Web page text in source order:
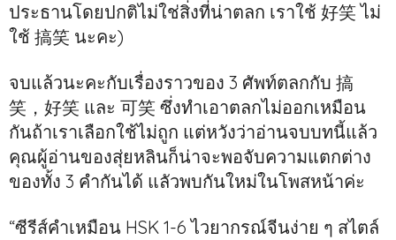
ประธานโดยปกติไม่ใช่สิ่งที่น่าตลก เราใช้ 好笑 ไม่
ใช้ 搞笑 นะคะ)
จบแล้วนะคะกับเรื่องราวของ 3 ศัพท์ตลกกับ 搞
笑，好笑 และ 可笑 ซึ่งทำเอาตลกไม่ออกเหมือน
กันถ้าเราเลือกใช้ไม่ถูก แต่หวังว่าอ่านจบบทนี้แล้ว
คุณผู้อ่านของสุ่ยหลินก็น่าจะพอจับความแตกต่าง
ของทั้ง 3 คำกันได้ แลัวพบกันใหม่ในโพสหน้าค่ะ
“ซีรีส์คำเหมือน HSK 1-6 ไวยากรณ์จีนง่าย ๆ สไตล์